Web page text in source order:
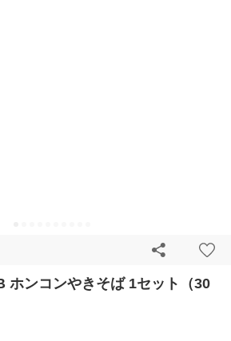
ホンコンやきそば 1セット（30